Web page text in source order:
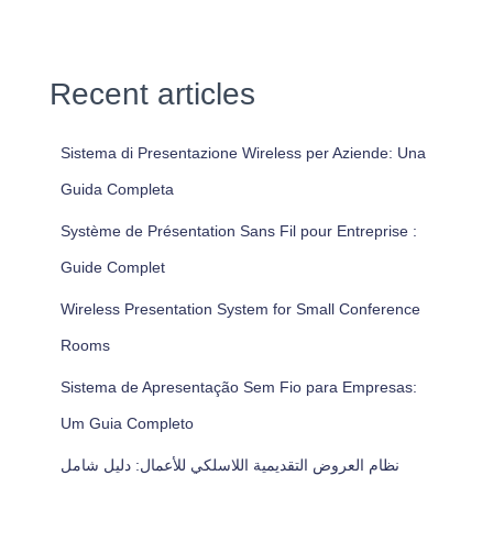
Recent articles
Sistema di Presentazione Wireless per Aziende: Una
Guida Completa
Système de Présentation Sans Fil pour Entreprise :
Guide Complet
Wireless Presentation System for Small Conference
Rooms
Sistema de Apresentação Sem Fio para Empresas:
Um Guia Completo
نظام العروض التقديمية اللاسلكي للأعمال: دليل شامل